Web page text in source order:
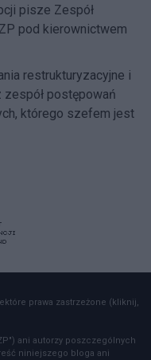
pisze Zespół
pod kierownictwem
restrukturyzacyjne i
postępowań
którego szefem jest
prawa zastrzeżone (kliknij,
ani autorzy poszczególnych
niniejszego bloga ani